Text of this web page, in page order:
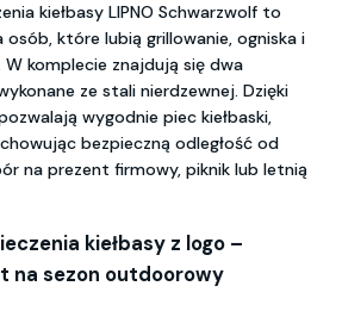
kiełbasy LIPNO Schwarzwolf to
które lubią grillowanie, ogniska i
komplecie znajdują się dwa
ze stali nierdzewnej. Dzięki
wygodnie piec kiełbaski,
bezpieczną odległość od
na prezent firmowy, piknik lub letnią
kiełbasy z logo –
na sezon outdoorowy